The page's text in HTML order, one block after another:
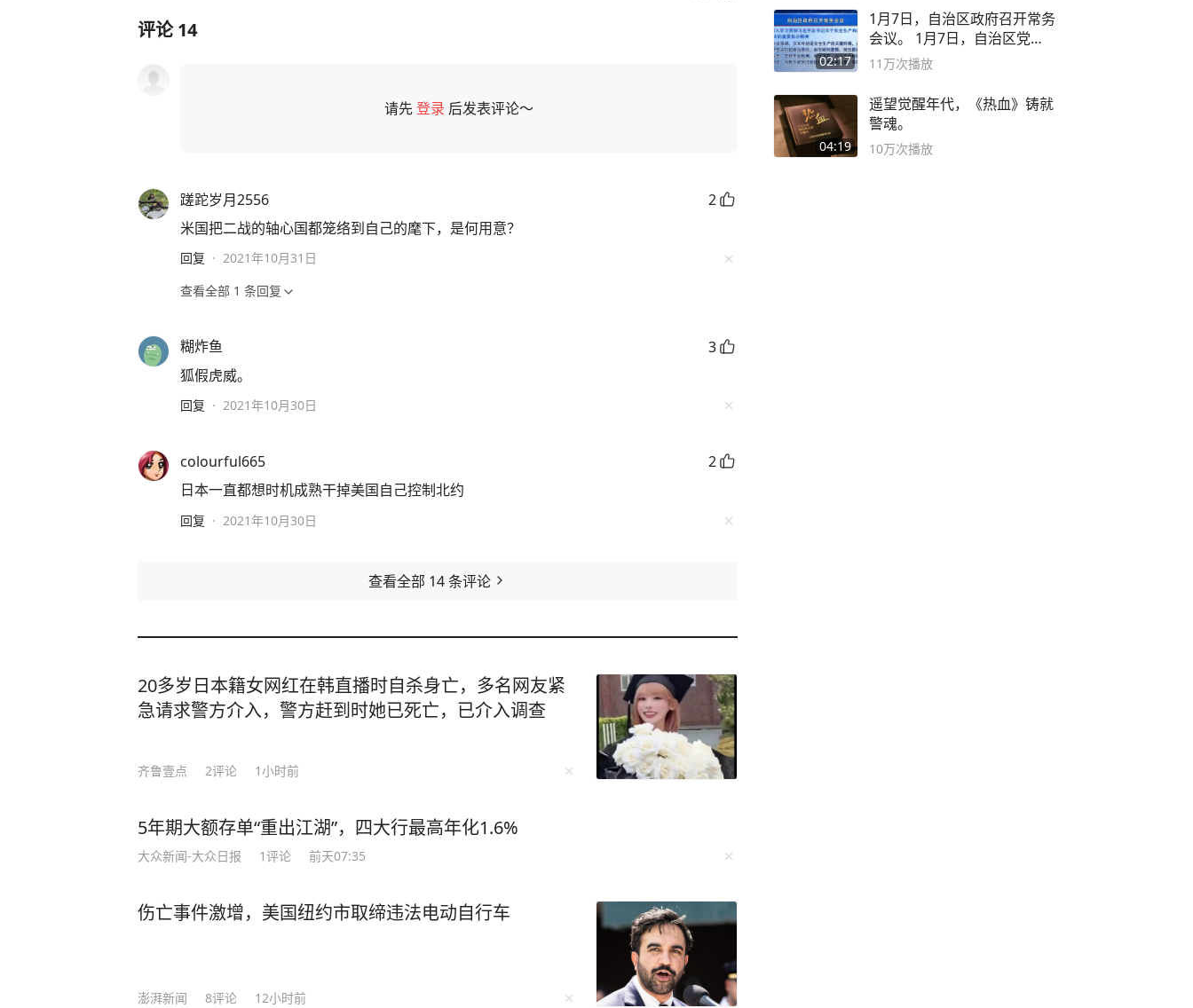
评论14
请先登录 后发表评论～
蹉跎岁月2556
2
米国把二战的轴心国都笼络到自己的麾下，是何用意？
回复 · 2021年10月31日
查看全部 1 条回复
糊炸鱼
3
狐假虎威。
回复 · 2021年10月30日
colourful665
2
日本一直都想时机成熟干掉美国自己控制北约
回复 · 2021年10月30日
查看全部 14条评论
20多岁日本籍女网红在韩直播时自杀身亡，多名网友紧
急请求警方介入，警方赶到时她已死亡，已介入调查
齐鲁壹点 2评论 1小时前
5年期大额存单“重出江湖”，四大行最高年化1.6%
大众新闻-大众日报 1评论 前天07:35
伤亡事件激增，美国纽约市取缔违法电动自行车
澎湃新闻 8评论 12小时前
02:17
1月7日，自治区政府召开常务
会议。 1月7日，自治区党委
副书记
11万次播放
04:19
遥望觉醒年代，《热血》铸就
警魂。
10万次播放